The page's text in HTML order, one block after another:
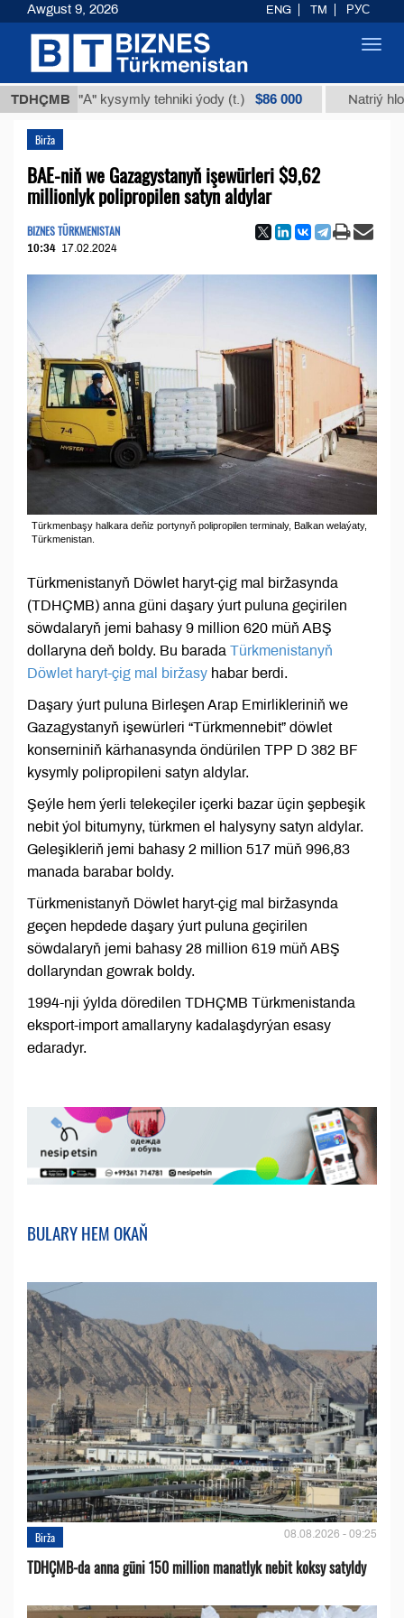
TDHÇMB
"А" kysymly tehniki ýody (t.) $86 000 Natriý hlorly
Birža
BAE-niň we Gazagystanyň işewürleri $9,62
millionlyk polipropilen satyn aldylar
BIZNES TÜRKMENISTAN
10:34 17.02.2024
Türkmenbaşy halkara deňiz portynyň polipropilen terminaly, Balkan welaýaty,
Türkmenistan.
Türkmenistanyň Döwlet haryt-çig mal biržasynda
(TDHÇMB) anna güni daşary ýurt puluna geçirilen
söwdalaryň jemi bahasy 9 million 620 müň ABŞ
dollaryna deň boldy. Bu barada Türkmenistanyň
Döwlet haryt-çig mal biržasy habar berdi.
Daşary ýurt puluna Birleşen Arap Emirlikleriniň we
Gazagystanyň işewürleri “Türkmennebit” döwlet
konserniniň kärhanasynda öndürilen TPP D 382 BF
kysymly polipropileni satyn aldylar.
Şeýle hem ýerli telekeçiler içerki bazar üçin şepbeşik
nebit ýol bitumyny, türkmen el halysyny satyn aldylar.
Geleşikleriň jemi bahasy 2 million 517 müň 996,83
manada barabar boldy.
Türkmenistanyň Döwlet haryt-çig mal biržasynda
geçen hepdede daşary ýurt puluna geçirilen
söwdalaryň jemi bahasy 28 million 619 müň ABŞ
dollaryndan gowrak boldy.
1994-nji ýylda döredilen TDHÇMB Türkmenistanda
eksport-import amallaryny kadalaşdyrýan esasy
edaradyr.
BULARY HEM OKAŇ
Birža 08.08.2026 - 09:25
TDHÇMB-da anna güni 150 million manatlyk nebit koksy satyldy
Awgust 9, 2026 ENG TM РУС